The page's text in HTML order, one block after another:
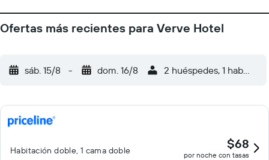
escritorio y impresoras. Se ofrece servicio de limpieza todos los
días y es posible solicitar tabla de planchar con plancha.
Ofertas más recientes para Verve Hotel
sáb. 15/8 - dom. 16/8 2 huéspedes, 1
Habitación doble, 1 cama doble $68
por noche con tasas